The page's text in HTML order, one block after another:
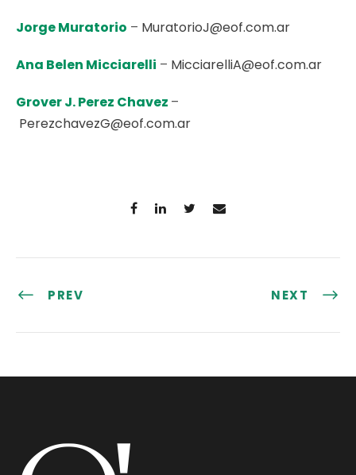
Jorge Muratorio – MuratorioJ@eof.com.ar
Ana Belen Micciarelli – MicciarelliA@eof.com.ar
Grover J. Perez Chavez –
PerezchavezG@eof.com.ar
PREV NEXT